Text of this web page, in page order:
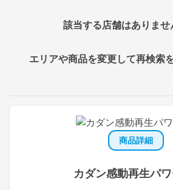
オンラインショップ
製品検索はこちら
取扱店検索はこちら
商品詳細
カダン感動再生パ
該当する店舗はありませ
エリアや商品を変更して再検索